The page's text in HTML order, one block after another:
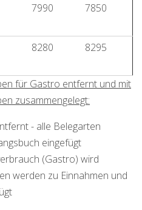
7990 7850
8280 8295
für Gastro entfernt und mit
zusammengelegt:
- alle Belegarten
eingefügt
(Gastro) wird
werden zu Einnahmen und